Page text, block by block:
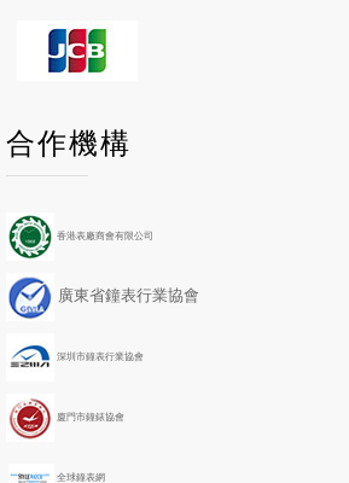
合作機構
香港表廠商會有限公司
廣東省鐘表行業協會
深圳市鐘表行業協會
廈門市鐘錶協會
全球鐘表網
r
e
o
s
a
r
e
i
o
u
s
M
o
n
h
N
e
x
Y
e
a
r
N
e
x